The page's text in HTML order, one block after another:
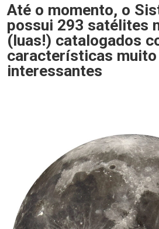
Até o momento, o
possui 293 satélites
(luas!) catalogados
características muito
interessantes